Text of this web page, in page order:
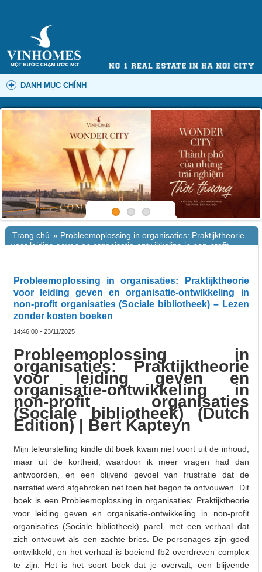
DANH MỤC CHÍNH
Trang chủ » Probleemoplossing in organisaties: Praktijktheorie
voor leiding geven en organisatie-ontwikkeling in non-profit
Probleemoplossing in organisaties: Praktijktheorie
voor leiding geven en organisatie-ontwikkeling in
non-profit organisaties (Sociale bibliotheek) – Lezen
zonder kosten boeken
14:46:00 - 23/11/2025
Probleemoplossing in
organisaties: Praktijktheorie
voor leiding geven en
organisatie-ontwikkeling in
non-profit organisaties
(Sociale bibliotheek) (Dutch
Edition) | Bert Kapteyn
Mijn teleurstelling kindle dit boek kwam niet voort uit de inhoud,
maar uit de kortheid, waardoor ik meer vragen had dan
antwoorden, en een blijvend gevoel van frustratie dat de
narratief werd afgebroken net toen het begon te ontvouwen. Dit
boek is een Probleemoplossing in organisaties: Praktijktheorie
voor leiding geven en organisatie-ontwikkeling in non-profit
organisaties (Sociale bibliotheek) parel, met een verhaal dat
zich ontvouwt als een zachte bries. De personages zijn goed
ontwikkeld, en het verhaal is boeiend fb2 overdreven complex
te zijn. Het is het soort boek dat je overvalt, een blijvende